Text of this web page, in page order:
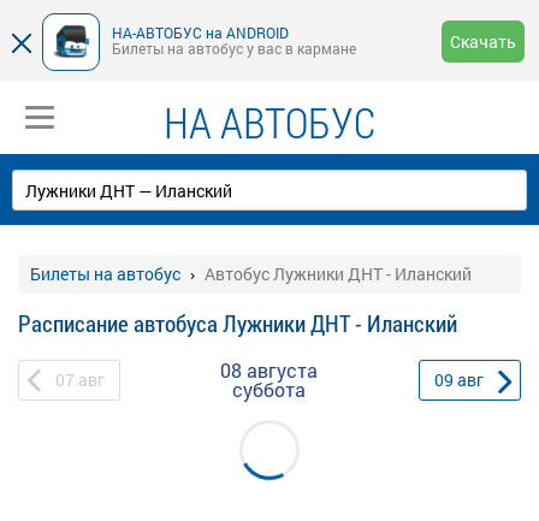
НА-АВТОБУС на ANDROID
Билеты на автобус у вас в кармане
Скачать
НА АВТОБУС
Билеты на автобус Автобус Лужники ДНТ - Иланский
Расписание автобуса Лужники ДНТ - Иланский
07 авг 08 августа
суббота 09 авг